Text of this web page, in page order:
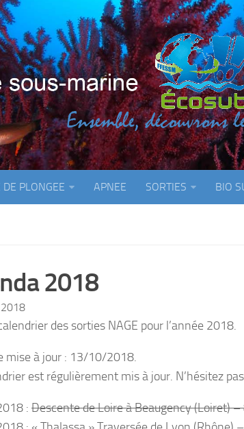
DE PLONGEE APNEE SORTIES BIO
2018
des sorties NAGE pour l’année 2018.
mise à jour : 13/10/2018.
est régulièrement mis à jour. N’hésitez
: Descente de Loire à Beaugency (Loiret) –